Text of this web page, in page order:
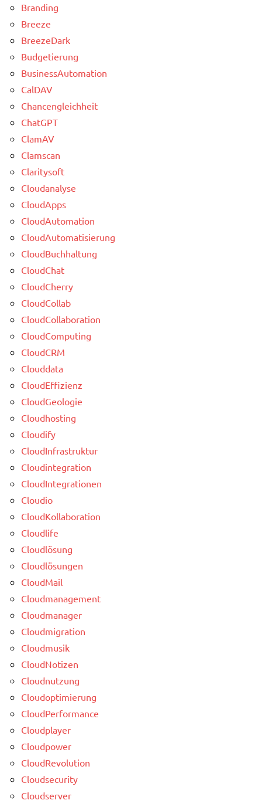
Branding
Breeze
BreezeDark
Budgetierung
BusinessAutomation
CalDAV
Chancengleichheit
ChatGPT
ClamAV
Clamscan
Claritysoft
Cloudanalyse
CloudApps
CloudAutomation
CloudAutomatisierung
CloudBuchhaltung
CloudChat
CloudCherry
CloudCollab
CloudCollaboration
CloudComputing
CloudCRM
Clouddata
CloudEffizienz
CloudGeologie
Cloudhosting
Cloudify
CloudInfrastruktur
Cloudintegration
CloudIntegrationen
Cloudio
CloudKollaboration
Cloudlife
Cloudlösung
Cloudlösungen
CloudMail
Cloudmanagement
Cloudmanager
Cloudmigration
Cloudmusik
CloudNotizen
Cloudnutzung
Cloudoptimierung
CloudPerformance
Cloudplayer
Cloudpower
CloudRevolution
Cloudsecurity
Cloudserver